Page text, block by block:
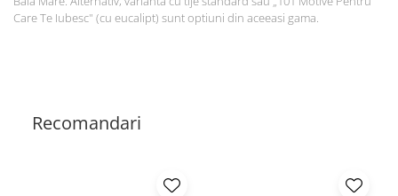
Care Te Iubesc" (cu eucalipt) sunt optiuni din aceeasi gama.
Recomandari